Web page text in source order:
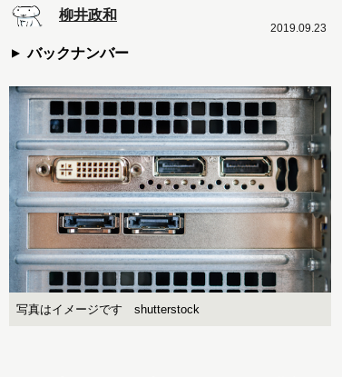
柳井政和
バックナンバー
2019.09.23
写真はイメージです shutterstock